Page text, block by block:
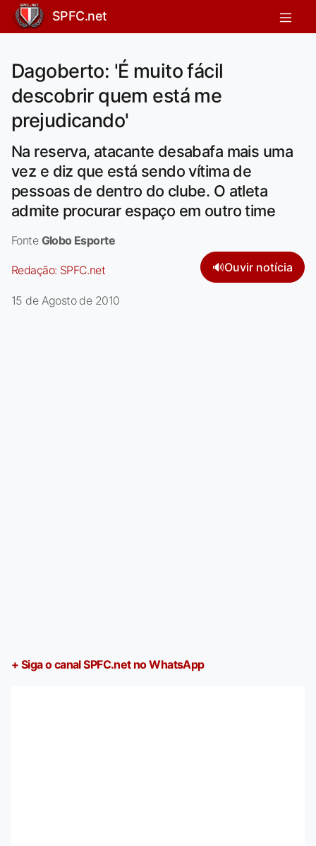
SPFC.net
Dagoberto: 'É muito fácil
descobrir quem está me
prejudicando'
Na reserva, atacante desabafa mais uma
vez e diz que está sendo vítima de
pessoas de dentro do clube. O atleta
admite procurar espaço em outro time
Fonte Globo Esporte
Redação: SPFC.net 🔊Ouvir notícia
15 de Agosto de 2010
+ Siga o canal SPFC.net no WhatsApp